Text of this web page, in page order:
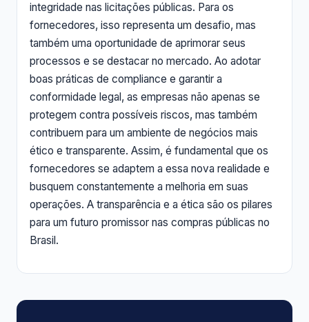
integridade nas licitações públicas. Para os
fornecedores, isso representa um desafio, mas
também uma oportunidade de aprimorar seus
processos e se destacar no mercado. Ao adotar
boas práticas de compliance e garantir a
conformidade legal, as empresas não apenas se
protegem contra possíveis riscos, mas também
contribuem para um ambiente de negócios mais
ético e transparente. Assim, é fundamental que os
fornecedores se adaptem a essa nova realidade e
busquem constantemente a melhoria em suas
operações. A transparência e a ética são os pilares
para um futuro promissor nas compras públicas no
Brasil.